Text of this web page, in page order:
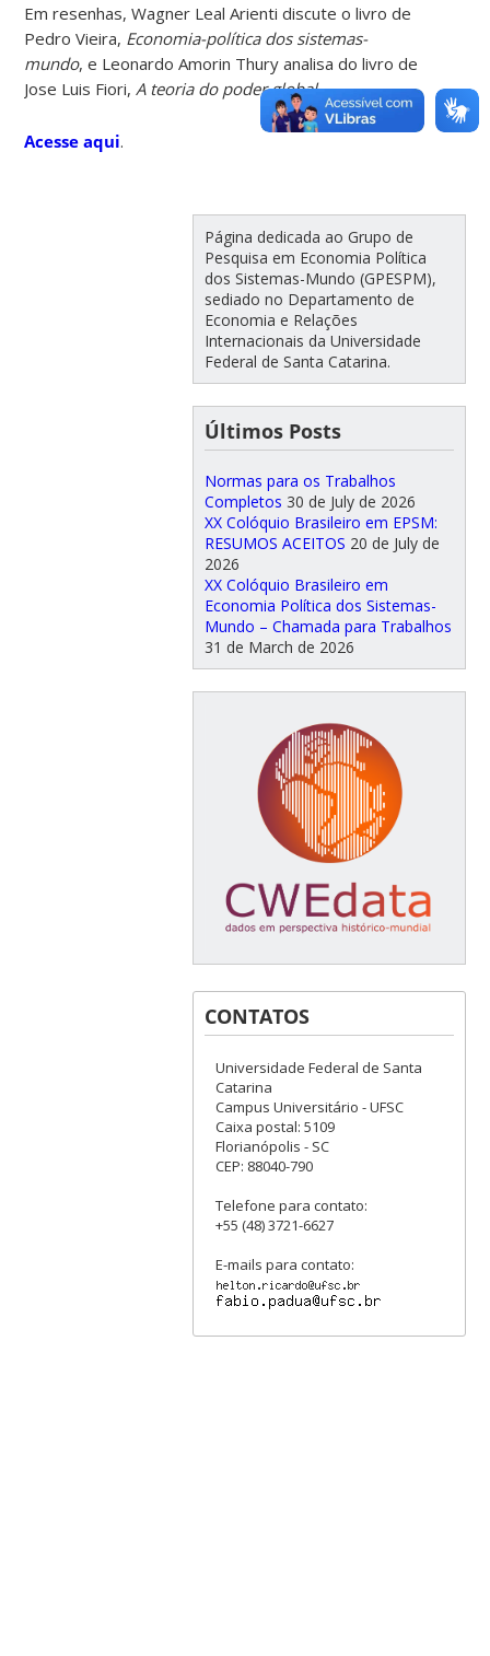
Em resenhas, Wagner Leal Arienti discute o livro de
Pedro Vieira, Economia-política dos sistemas-
mundo, e Leonardo Amorin Thury analisa do livro de
Jose Luis Fiori, A teoria do poder global.
Acesse aqui.
Página dedicada ao Grupo de
Pesquisa em Economia Política
dos Sistemas-Mundo (GPESPM),
sediado no Departamento de
Economia e Relações
Internacionais da Universidade
Federal de Santa Catarina.
Últimos Posts
Normas para os Trabalhos
Completos 30 de July de 2026
XX Colóquio Brasileiro em EPSM:
RESUMOS ACEITOS 20 de July de
2026
XX Colóquio Brasileiro em
Economia Política dos Sistemas-
Mundo – Chamada para Trabalhos
31 de March de 2026
CONTATOS
Universidade Federal de Santa
Catarina
Campus Universitário - UFSC
Caixa postal: 5109
Florianópolis - SC
CEP: 88040-790
Telefone para contato:
+55 (48) 3721-6627
E-mails para contato: